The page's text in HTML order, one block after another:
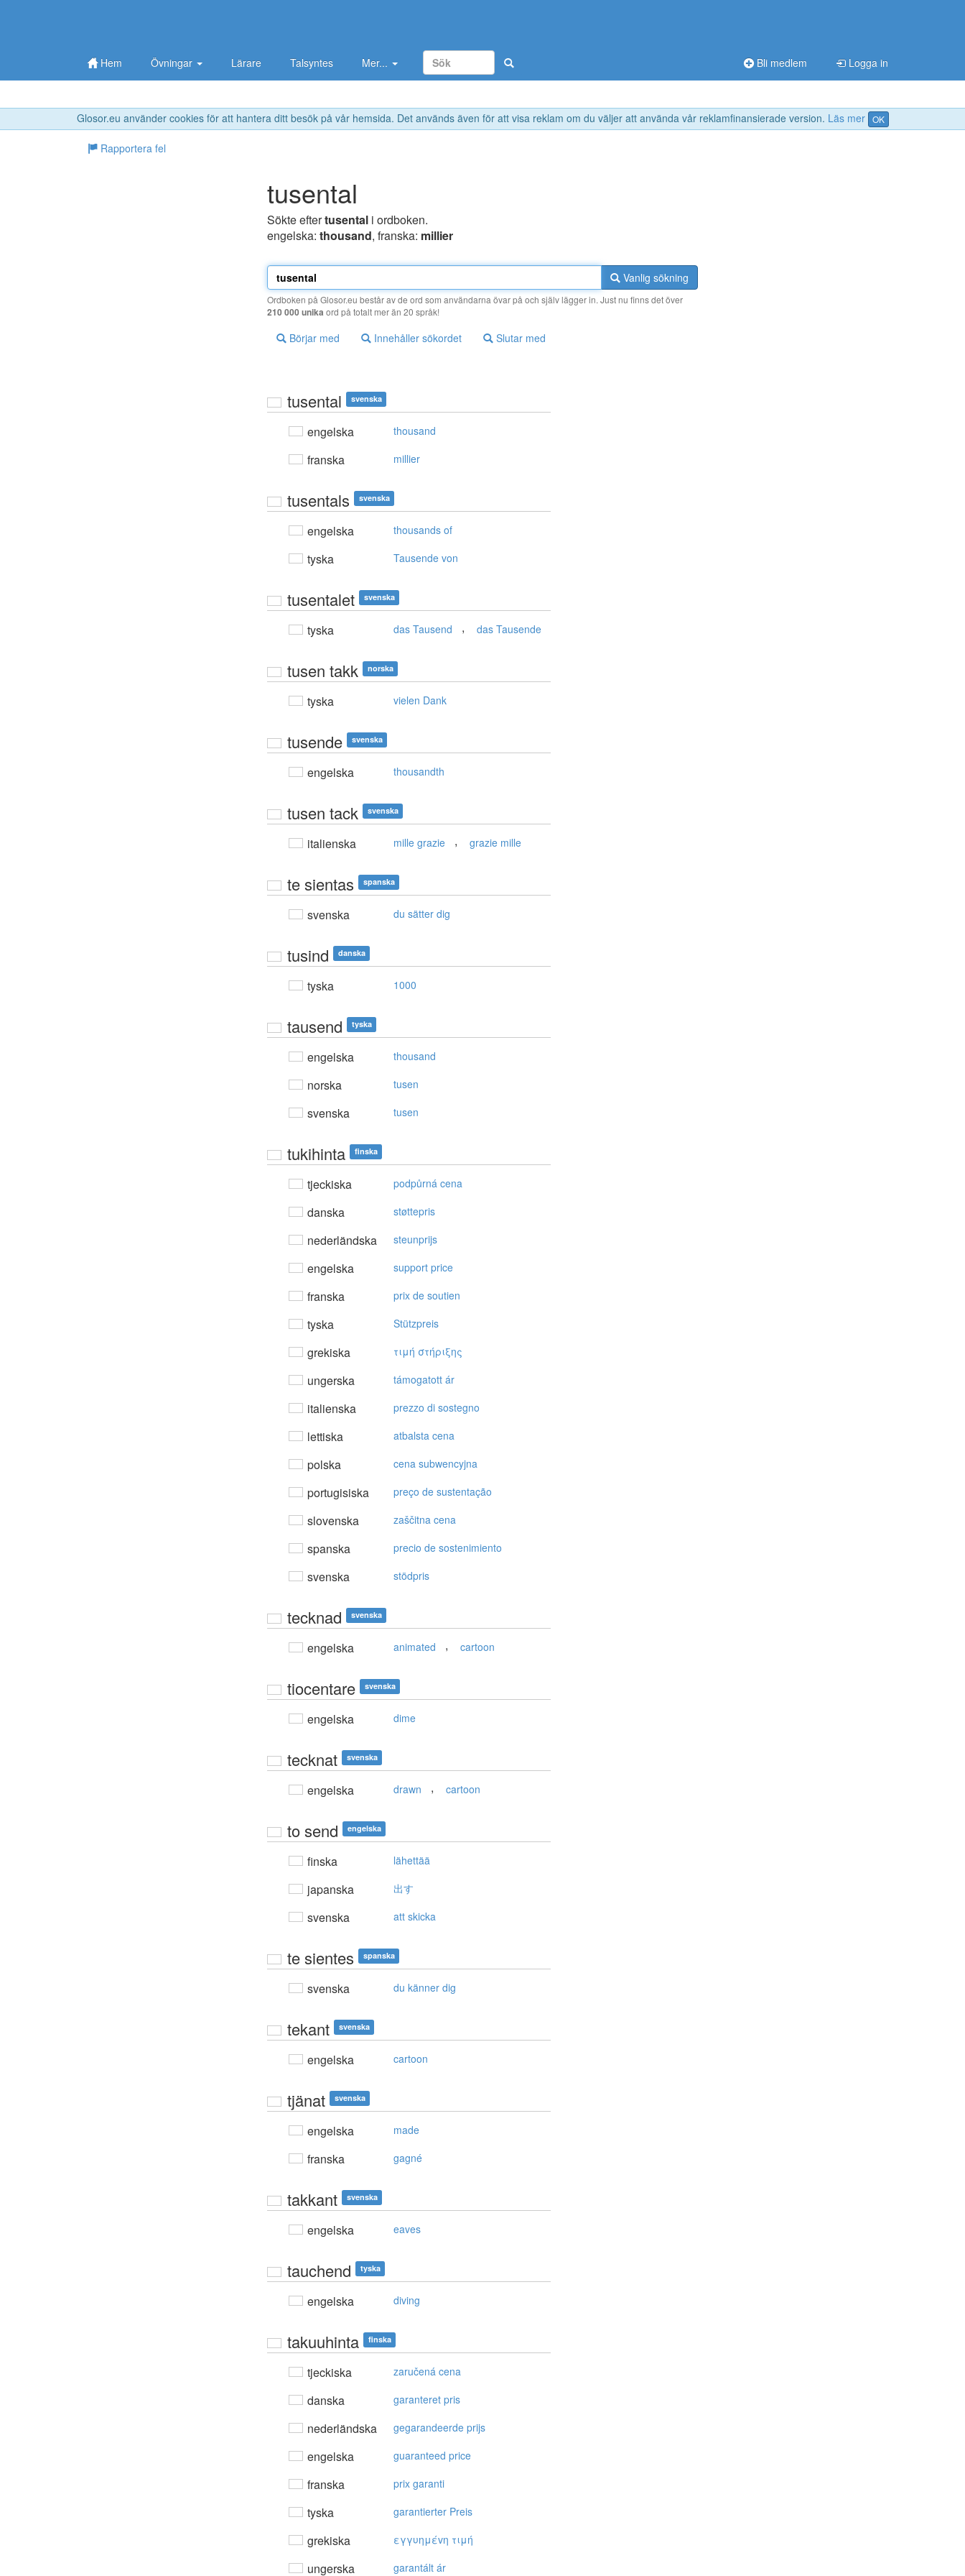
Glosor.eu använder cookies för att hantera ditt besök på vår hemsida. Det används även för att visa reklam om du väljer att använda vår reklamfinansierade version. Läs mer OK
Hem Övningar Lärare Talsyntes Mer... Bli medlem Logga in
Rapportera fel
tusental
Sökte eftertusental i ordboken.
engelska: thousand, franska: millier
Vanlig sökning
Ordboken på Glosor.eu består av de ord som användarna övar på och själv lägger in. Just nu finns det över
210 000 unika ord på totalt mer än 20 språk!
Börjar med Innehåller sökordet Slutar med
tusental svenska
engelska thousand
franska millier
tusentals svenska
engelska thousands of
tyska Tausende von
tusentalet svenska
tyska das Tausend , das Tausende
tusen takk norska
tyska vielen Dank
tusende svenska
engelska thousandth
tusen tack svenska
italienska mille grazie , grazie mille
te sientas spanska
svenska du sätter dig
tusind danska
tyska 1000
tausend tyska
engelska thousand
norska tusen
svenska tusen
tukihinta finska
tjeckiska podpůrná cena
danska støttepris
nederländska steunprijs
engelska support price
franska prix de soutien
tyska Stützpreis
grekiska τιμή στήριξης
ungerska támogatott ár
italienska prezzo di sostegno
lettiska atbalsta cena
polska cena subwencyjna
portugisiska preço de sustentação
slovenska zaščitna cena
spanska precio de sostenimiento
svenska stödpris
tecknad svenska
engelska animated , cartoon
tiocentare svenska
engelska dime
tecknat svenska
engelska drawn , cartoon
to send engelska
finska lähettää
japanska 出す
svenska att skicka
te sientes spanska
svenska du känner dig
tekant svenska
engelska cartoon
tjänat svenska
engelska made
franska gagné
takkant svenska
engelska eaves
tauchend tyska
engelska diving
takuuhinta finska
tjeckiska zaručená cena
danska garanteret pris
nederländska gegarandeerde prijs
engelska guaranteed price
franska prix garanti
tyska garantierter Preis
grekiska εγγυημέvη τιμή
ungerska garantált ár